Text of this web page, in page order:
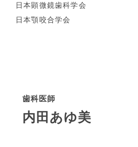
日本顕微鏡歯科学会
日本顎咬合学会
歯科医師
内田あゆ美